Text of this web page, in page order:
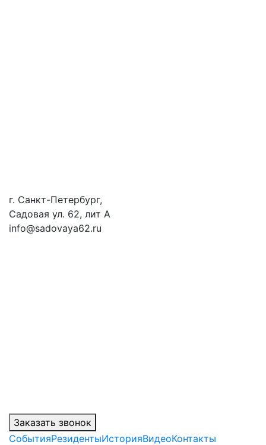
г. Санкт-Петербург,
Садовая ул. 62, лит А
info@sadovaya62.ru
Заказать звонок
СобытияРезидентыИсторияВидеоКонтакты